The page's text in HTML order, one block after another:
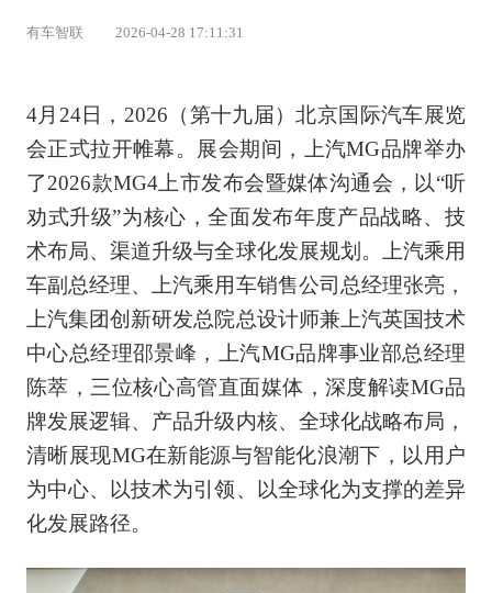
有车智联 2026-04-28 17:11:31
4月24日，2026（第十九届）北京国际汽车展览
会正式拉开帷幕。展会期间，上汽MG品牌举办
了2026款MG4上市发布会暨媒体沟通会，以“听
劝式升级”为核心，全面发布年度产品战略、技
术布局、渠道升级与全球化发展规划。上汽乘用
车副总经理、上汽乘用车销售公司总经理张亮，
上汽集团创新研发总院总设计师兼上汽英国技术
中心总经理邵景峰，上汽MG品牌事业部总经理
陈萃，三位核心高管直面媒体，深度解读MG品
牌发展逻辑、产品升级内核、全球化战略布局，
清晰展现MG在新能源与智能化浪潮下，以用户
为中心、以技术为引领、以全球化为支撑的差异
化发展路径。